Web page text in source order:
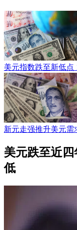
美元指数跌至新低点
新元走强推升美元
美元跌至近
低